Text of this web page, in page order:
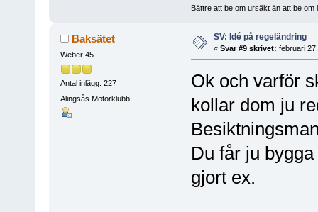
Bättre att be om ursäkt än att be om
Baksätet
Weber 45
Antal inlägg: 227
Alingsås Motorklubb.
SV: Idé på regeländring
« Svar #9 skrivet: februari
Ok och varför
kollar dom ju
Du får ju
gjort ex.